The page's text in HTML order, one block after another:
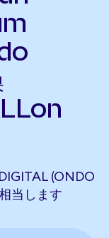
(ONDO
当します